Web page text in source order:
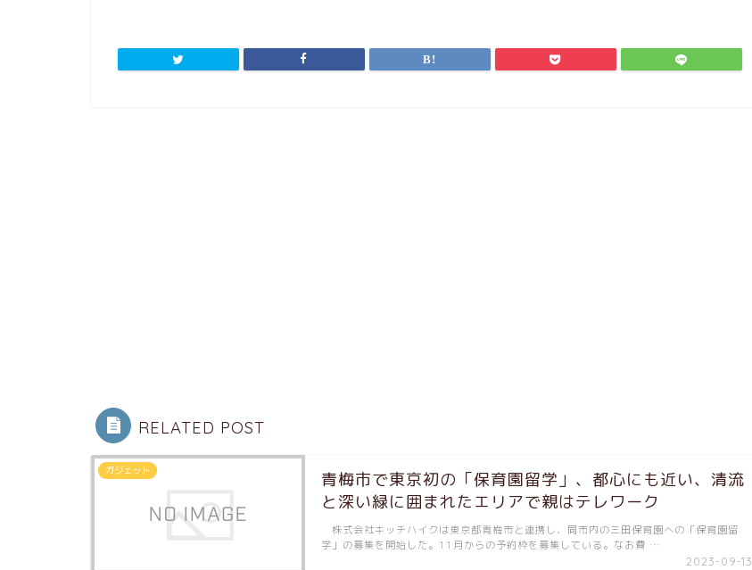
RELATED POST
ガジェット
青梅市で東京初の「保育園留学」、都心にも近い、清流
と深い緑に囲まれたエリアで親はテレワーク
2023-09-13
株式会社キッチハイクは東京都青梅市と連携し、同市内の三田保育園への「保育園留
学」の募集を開始した。11月からの予約枠を募集している。なお費 …